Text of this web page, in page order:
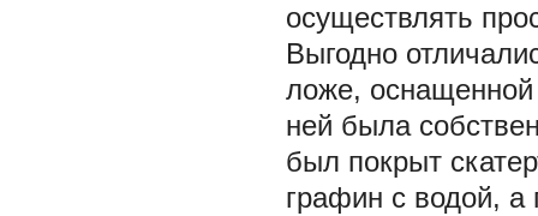
осуществлять
Выгодно
ложе,
ней была
был покрыт
графин с водой,